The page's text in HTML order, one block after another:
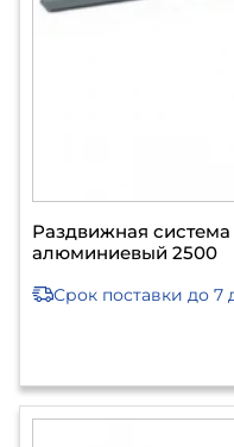
Раздвижная
алюминиевый 2500
Срок поставки до 7